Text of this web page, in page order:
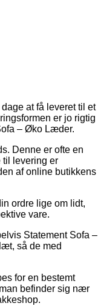
at få leveret til et
er jo rigtig
– Øko Læder.
Denne er ofte en
til levering er
af online butikkens
ordre lige om lidt,
vare.
Statement Sofa –
så de med
for en bestemt
befinder sig nær